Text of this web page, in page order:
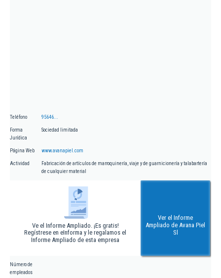
Teléfono 95646...
Forma
Jurídica
Sociedad limitada
Página Web www.avanapiel.com
Actividad
Fabricación de artículos de marroquinería, viaje y de guarnicionería y talabartería
de cualquier material
Ve el Informe Ampliado. ¡Es gratis!
Regístrese en eInforma y le regalamos el
Informe Ampliado de esta empresa
Ver el Informe
Ampliado de Avana Piel
Sl
Número de
empleados